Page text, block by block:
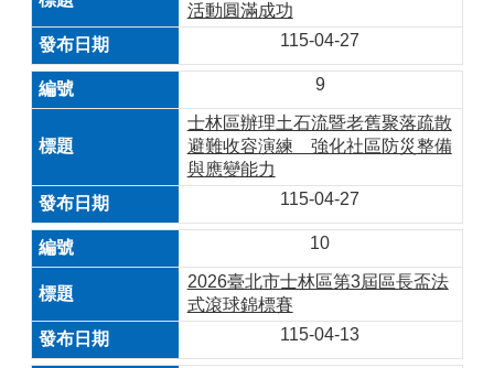
活動圓滿成功
115-04-27
9
士林區辦理土石流暨老舊聚落疏散
避難收容演練 強化社區防災整備
與應變能力
115-04-27
10
2026臺北市士林區第3屆區長盃法
式滾球錦標賽
115-04-13